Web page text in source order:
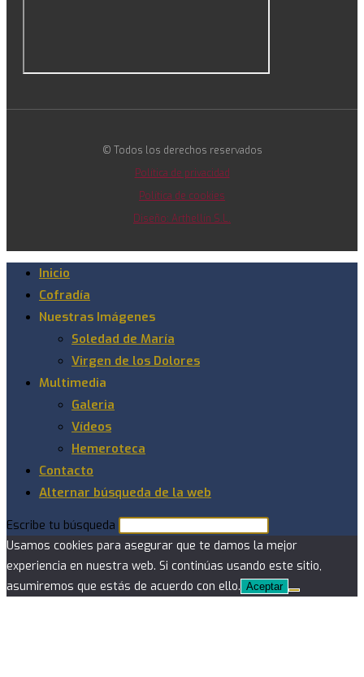
© Todos los derechos reservados
Política de privacidad
Política de cookies
Diseño: Arthellín S.L.
Inicio
Cofradía
Nuestras Imágenes
Soledad de María
Virgen de los Dolores
Multimedia
Galeria
Vídeos
Hemeroteca
Contacto
Alternar búsqueda de la web
Escribe tu búsqueda
Usamos cookies para asegurar que te damos la mejor
experiencia en nuestra web. Si continúas usando este sitio,
asumiremos que estás de acuerdo con ello. Aceptar